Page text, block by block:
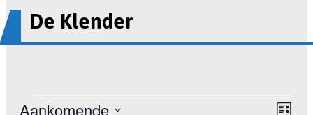
De Klender